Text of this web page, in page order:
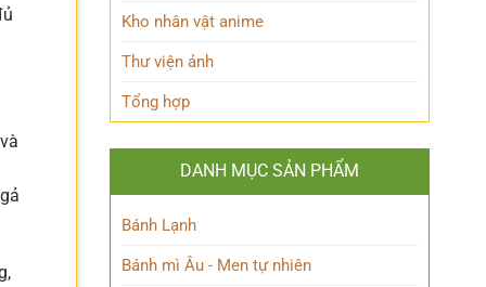
Kho nhân vật anime
Thư viện ảnh
Tổng hợp
DANH MỤC SẢN PHẨM
Bánh Lạnh
Bánh mì Âu - Men tự nhiên